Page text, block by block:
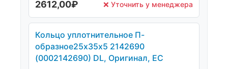
2612,00₽ ❌ Уточнить у менеджера
Кольцо уплотнительное П-
образное25х35х5 2142690
(0002142690) DL, Оригинал, ЕС